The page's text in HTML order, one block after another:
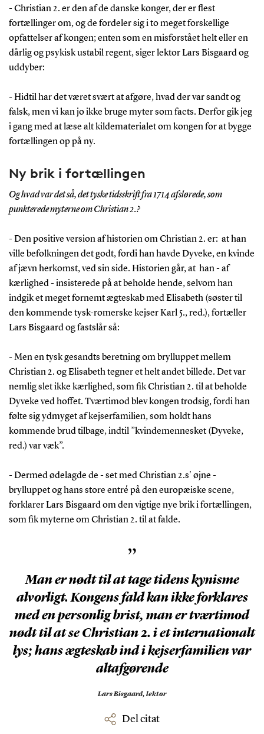
- Christian 2. er den af de danske konger, der er flest
fortællinger om, og de fordeler sig i to meget forskellige
opfattelser af kongen; enten som en misforstået helt eller en
dårlig og psykisk ustabil regent, siger lektor Lars Bisgaard og
uddyber:
- Hidtil har det været svært at afgøre, hvad der var sandt og
falsk, men vi kan jo ikke bruge myter som facts. Derfor gik jeg
i gang med at læse alt kildematerialet om kongen for at bygge
fortællingen op på ny.
Ny brik i fortællingen
Og hvad var det så, det tyske tidsskrift fra 1714 afslørede, som
punkterede myterne om Christian 2.?
- Den positive version af historien om Christian 2. er: at han
ville befolkningen det godt, fordi han havde Dyveke, en kvinde
af jævn herkomst, ved sin side. Historien går, at han - af
kærlighed - insisterede på at beholde hende, selvom han
indgik et meget fornemt ægteskab med Elisabeth (søster til
den kommende tysk-romerske kejser Karl 5., red.), fortæller
Lars Bisgaard og fastslår så:
- Men en tysk gesandts beretning om brylluppet mellem
Christian 2. og Elisabeth tegner et helt andet billede. Det var
nemlig slet ikke kærlighed, som fik Christian 2. til at beholde
Dyveke ved hoffet. Tværtimod blev kongen trodsig, fordi han
følte sig ydmyget af kejserfamilien, som holdt hans
kommende brud tilbage, indtil ”kvindemennesket (Dyveke,
red.) var væk”.
- Dermed ødelagde de - set med Christian 2.s' øjne -
brylluppet og hans store entré på den europæiske scene,
forklarer Lars Bisgaard om den vigtige nye brik i fortællingen,
som fik myterne om Christian 2. til at falde.
”
Man er nødt til at tage tidens kynisme
alvorligt. Kongens fald kan ikke forklares
med en personlig brist, man er tværtimod
nødt til at se Christian 2. i et internationalt
lys; hans ægteskab ind i kejserfamilien var
altafgørende
Lars Bisgaard, lektor
Del citat